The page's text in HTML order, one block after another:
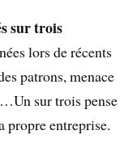
sur trois
lors de récents
patrons, menace
sur trois pense
propre entreprise.